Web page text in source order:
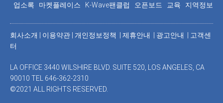
업소록 마켓플레이스 K-Wave팬클럽 오픈보드 교육 지역정보
회사소개 이용약관 개인정보정책 | 제휴안내 | 광고안내
고객센
터
LA OFFICE 3440 WILSHIRE BLVD. SUITE 520, LOS ANGELES, CA
90010 TEL 646-362-2310
©2021 ALL RIGHTS RESERVED.